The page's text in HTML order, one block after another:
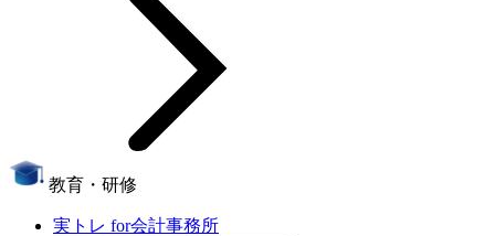
教育・研修
実トレ for会計事務所